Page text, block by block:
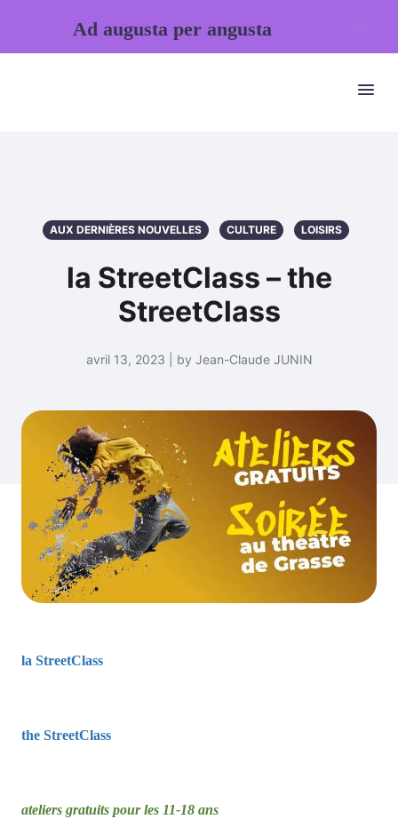
AUX DERNIÈRES NOUVELLES CULTURE LOISIRS
la StreetClass – the
StreetClass
avril 13, 2023 | by Jean-Claude JUNIN
la StreetClass
the StreetClass
ateliers gratuits pour les 11-18 ans
Ad augusta per angusta